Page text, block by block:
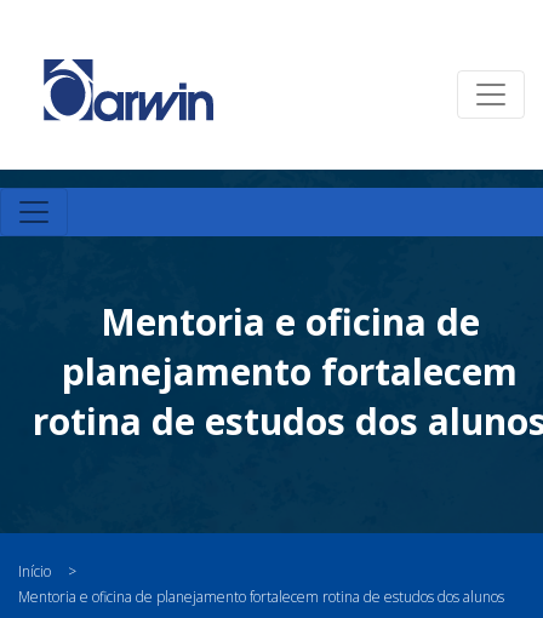
Mentoria e oficina de
planejamento fortalecem
rotina de estudos dos
Início
>
Mentoria e oficina de planejamento fortalecem rotina de estudos dos alunos